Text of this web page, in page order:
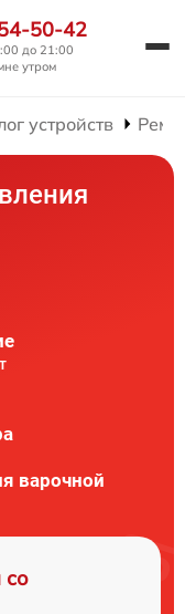
50-42
до 21:00
утром
устройств
варочной
со